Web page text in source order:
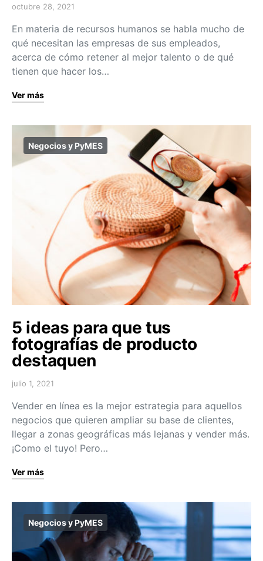
octubre 28, 2021
En materia de recursos humanos se habla mucho de
qué necesitan las empresas de sus empleados,
acerca de cómo retener al mejor talento o de qué
tienen que hacer los…
Ver más
Negocios y PyMES
5 ideas para que tus
fotografías de producto
destaquen
julio 1, 2021
Vender en línea es la mejor estrategia para aquellos
negocios que quieren ampliar su base de clientes,
llegar a zonas geográficas más lejanas y vender más.
¡Como el tuyo! Pero…
Ver más
Negocios y PyMES